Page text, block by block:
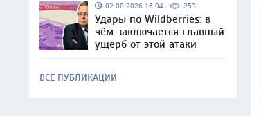
02.08.2026 16:04 253
Удары по Wildberries: в
чём заключается главный
ущерб от этой атаки
ВСЕ ПУБЛИКАЦИИ